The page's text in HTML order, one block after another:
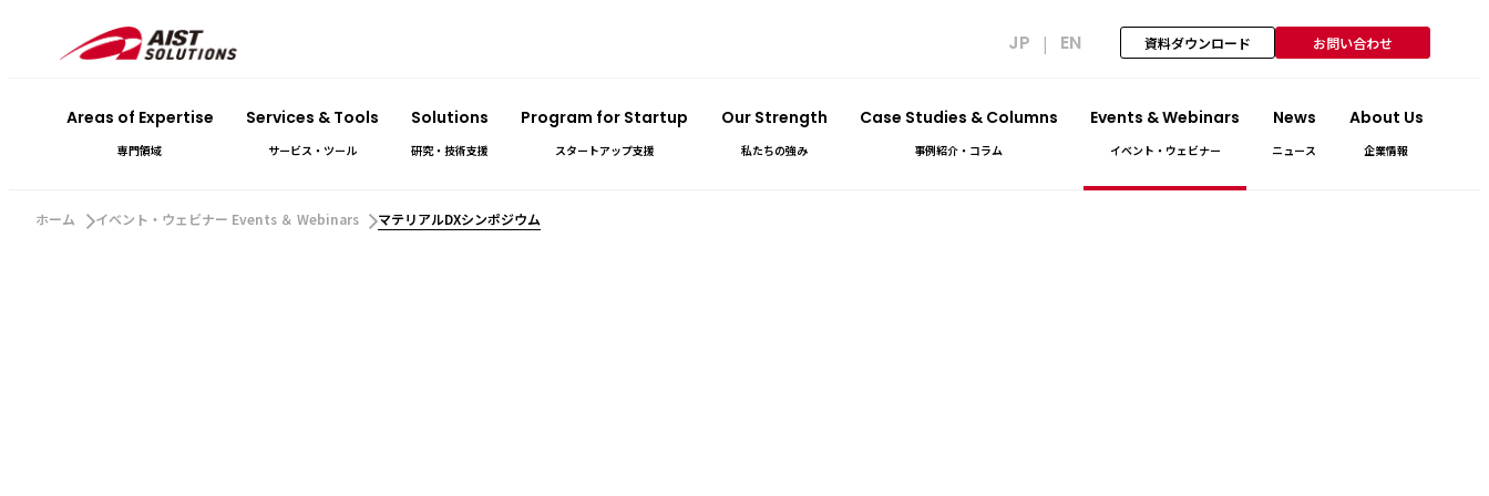
JP | EN 資料ダウンロード お問い合わせ
Areas of Expertise
専門領域
Services & Tools
サービス・ツール
Solutions
研究・技術支援
Program for Startup
スタートアップ支援
Our Strength
私たちの強み
Case Studies & Columns
事例紹介・コラム
Events & Webinars
イベント・ウェビナー
News
ニュース
About Us
企業情報
ホーム イベント・ウェビナー Events ＆ Webinars マテリアルDXシンポジウム